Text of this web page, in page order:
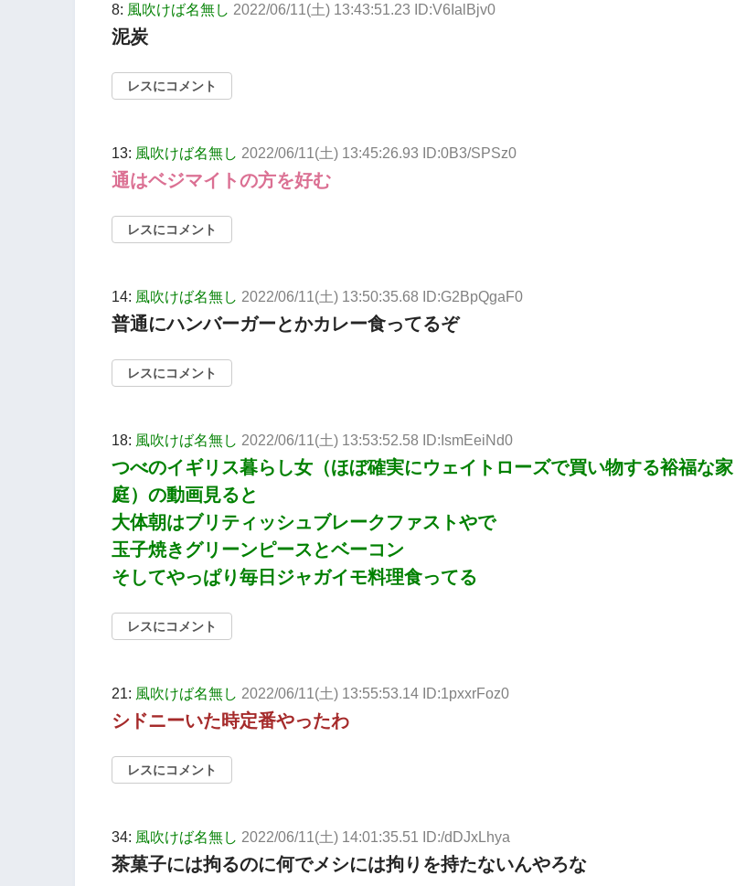
8: 風吹けば名無し 2022/06/11(土) 13:43:51.23 ID:V6IalBjv0
泥炭
レスにコメント
13: 風吹けば名無し 2022/06/11(土) 13:45:26.93 ID:0B3/SPSz0
通はベジマイトの方を好む
レスにコメント
14: 風吹けば名無し 2022/06/11(土) 13:50:35.68 ID:G2BpQgaF0
普通にハンバーガーとかカレー食ってるぞ
レスにコメント
18: 風吹けば名無し 2022/06/11(土) 13:53:52.58 ID:IsmEeiNd0
つべのイギリス暮らし女（ほぼ確実にウェイトローズで買い物する裕福な家
庭）の動画見ると
大体朝はブリティッシュブレークファストやで
玉子焼きグリーンピースとベーコン
そしてやっぱり毎日ジャガイモ料理食ってる
レスにコメント
21: 風吹けば名無し 2022/06/11(土) 13:55:53.14 ID:1pxxrFoz0
シドニーいた時定番やったわ
レスにコメント
34: 風吹けば名無し 2022/06/11(土) 14:01:35.51 ID:/dDJxLhya
茶菓子には拘るのに何でメシには拘りを持たないんやろな